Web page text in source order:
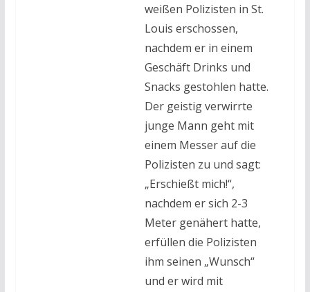
weißen Polizisten in St.
Louis erschossen,
nachdem er in einem
Geschäft Drinks und
Snacks gestohlen hatte.
Der geistig verwirrte
junge Mann geht mit
einem Messer auf die
Polizisten zu und sagt:
„Erschießt mich!“,
nachdem er sich 2-3
Meter genähert hatte,
erfüllen die Polizisten
ihm seinen „Wunsch“
und er wird mit